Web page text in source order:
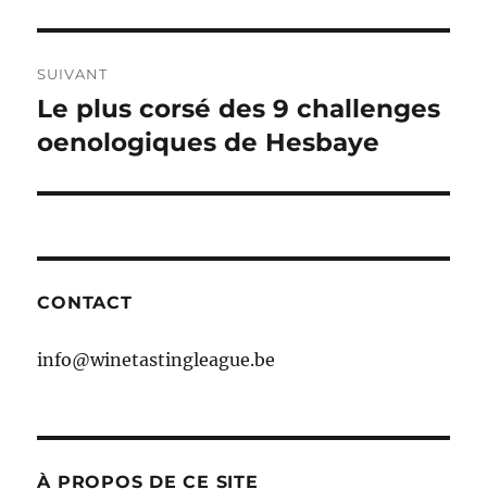
SUIVANT
Publication
suivante :
Le plus corsé des 9 challenges
oenologiques de Hesbaye
CONTACT
info@winetastingleague.be
À PROPOS DE CE SITE